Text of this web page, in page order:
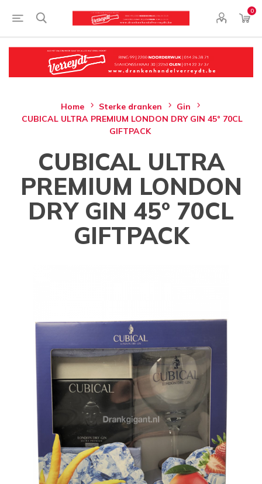
0
Home Sterke dranken
Gin
CUBICAL ULTRA PREMIUM LONDON DRY GIN 45° 70CL
GIFTPACK
CUBICAL ULTRA
PREMIUM LONDON
DRY GIN 45° 70CL
GIFTPACK